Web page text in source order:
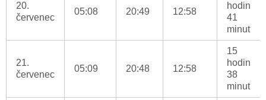
20.
červenec
05:08 20:49 12:58
hodin
41
minut
21.
červenec
05:09 20:48 12:58
15
hodin
38
minut